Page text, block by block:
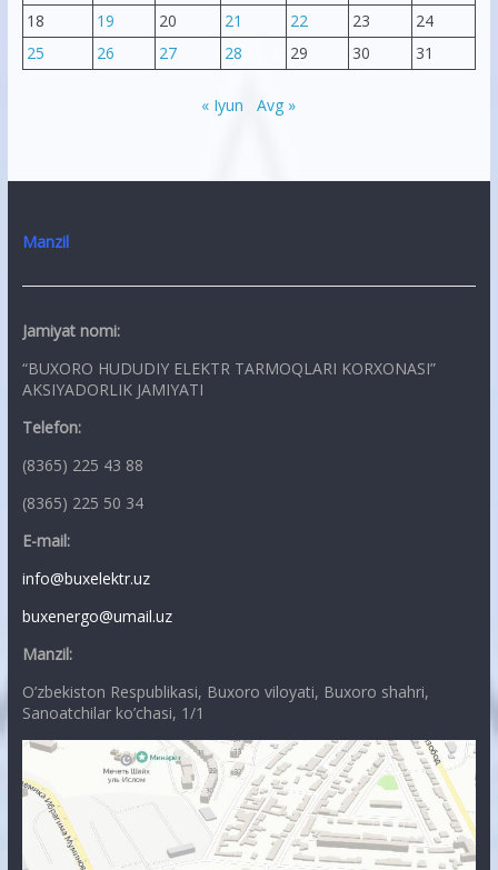
18
19 20 21 22 23
24
25
26 27 28 29 30 31
« Iyun Avg »
Manzil
Jamiyat nomi:
“BUXORO HUDUDIY ELEKTR TARMOQLARI KORXONASI”
AKSIYADORLIK JAMIYATI
Telefon:
(8365) 225 43 88
(8365) 225 50 34
E-mail:
info@buxelektr.uz
buxenergo@umail.uz
Manzil:
O’zbekiston Respublikasi, Buxoro viloyati, Buxoro shahri,
Sanoatchilar ko’chasi, 1/1